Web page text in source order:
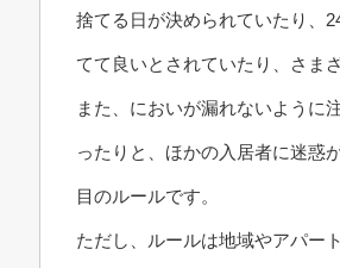
捨てる日が決められていたり、
てて良いとされていたり、さま
また、においが漏れないように
ったりと、ほかの入居者に迷惑
目のルールです。
ただし、ルールは地域やアパー